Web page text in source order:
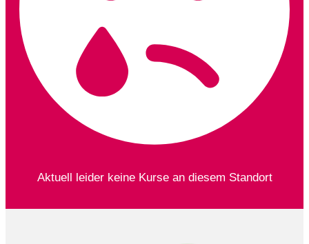
Aktuell leider keine Kurse an diesem Standort